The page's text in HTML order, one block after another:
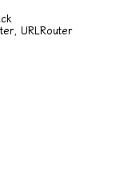
URLRouter